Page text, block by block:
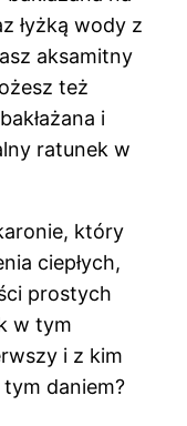
łyżką wody z
aksamitny
też
i
ratunek w
który
ciepłych,
prostych
w tym
i z kim
tym daniem?